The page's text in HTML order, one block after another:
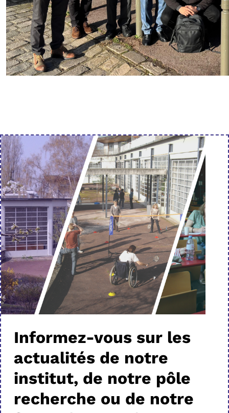
Informez-vous sur les
actualités de notre
institut, de notre pôle
recherche ou de notre